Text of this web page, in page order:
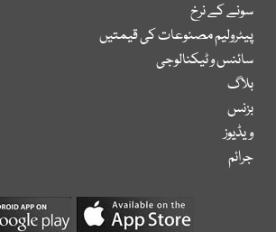
سونے کے نرخ
پیٹرولیم مصنوعات کی قیمتیں
سائنس و ٹیکنالوجی
بلاگ
بزنس
ویڈیوز
جرائم